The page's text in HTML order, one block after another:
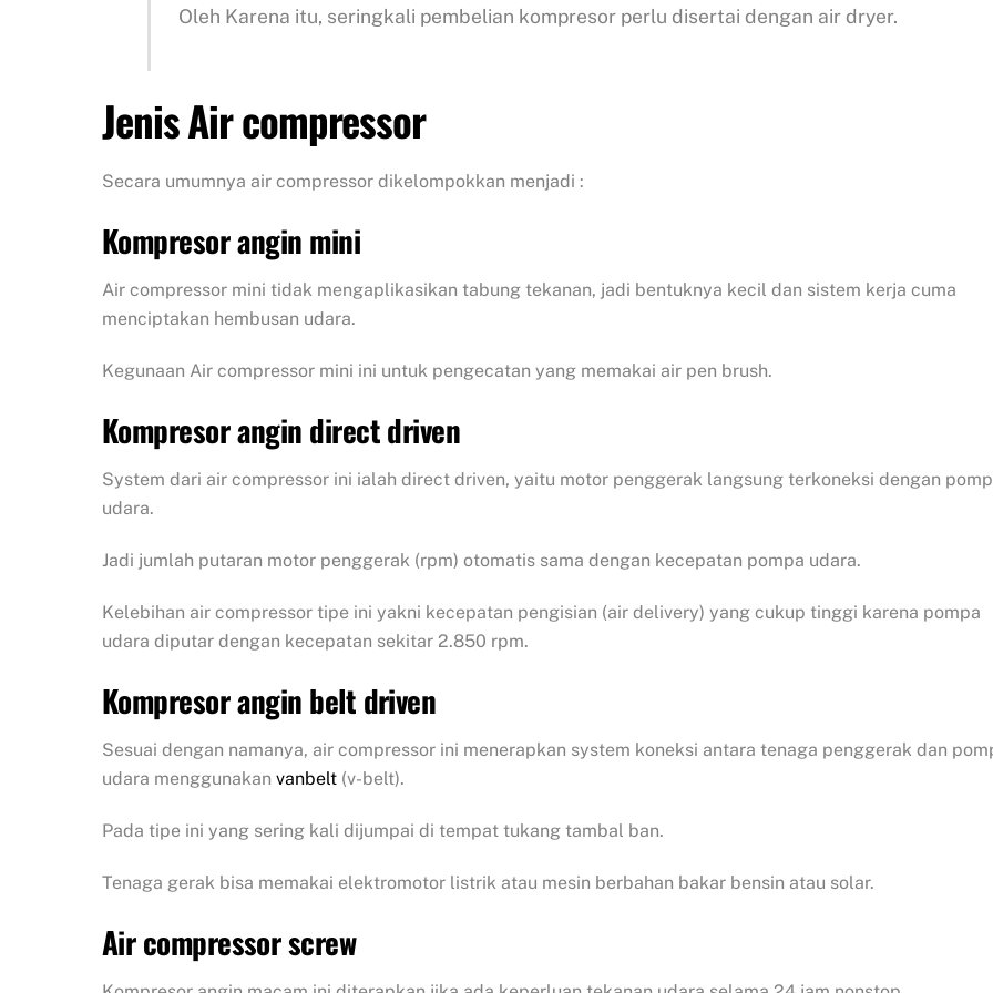
Oleh Karena itu, seringkali pembelian kompresor perlu disertai dengan air dryer.
Jenis Air compressor
Secara umumnya air compressor dikelompokkan menjadi :
Kompresor angin mini
Air compressor mini tidak mengaplikasikan tabung tekanan, jadi bentuknya kecil dan sistem kerja cuma
menciptakan hembusan udara.
Kegunaan Air compressor mini ini untuk pengecatan yang memakai air pen brush.
Kompresor angin direct driven
System dari air compressor ini ialah direct driven, yaitu motor penggerak langsung terkoneksi dengan
udara.
Jadi jumlah putaran motor penggerak (rpm) otomatis sama dengan kecepatan pompa udara.
Kelebihan air compressor tipe ini yakni kecepatan pengisian (air delivery) yang cukup tinggi karena pompa
udara diputar dengan kecepatan sekitar 2.850 rpm.
Kompresor angin belt driven
Sesuai dengan namanya, air compressor ini menerapkan system koneksi antara tenaga penggerak dan
udara menggunakan vanbelt (v-belt).
Pada tipe ini yang sering kali dijumpai di tempat tukang tambal ban.
Tenaga gerak bisa memakai elektromotor listrik atau mesin berbahan bakar bensin atau solar.
Air compressor screw